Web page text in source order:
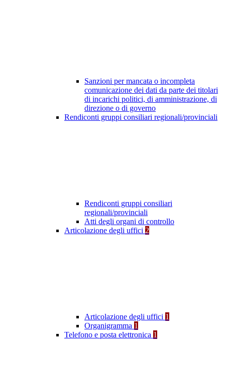
Sanzioni per mancata o incompleta
comunicazione dei dati da parte dei titolari
di incarichi politici, di amministrazione, di
direzione o di governo
Rendiconti gruppi consiliari regionali/provinciali
Rendiconti gruppi consiliari
regionali/provinciali
Atti degli organi di controllo
Articolazione degli uffici 2
Articolazione degli uffici 1
Organigramma 1
Telefono e posta elettronica 1